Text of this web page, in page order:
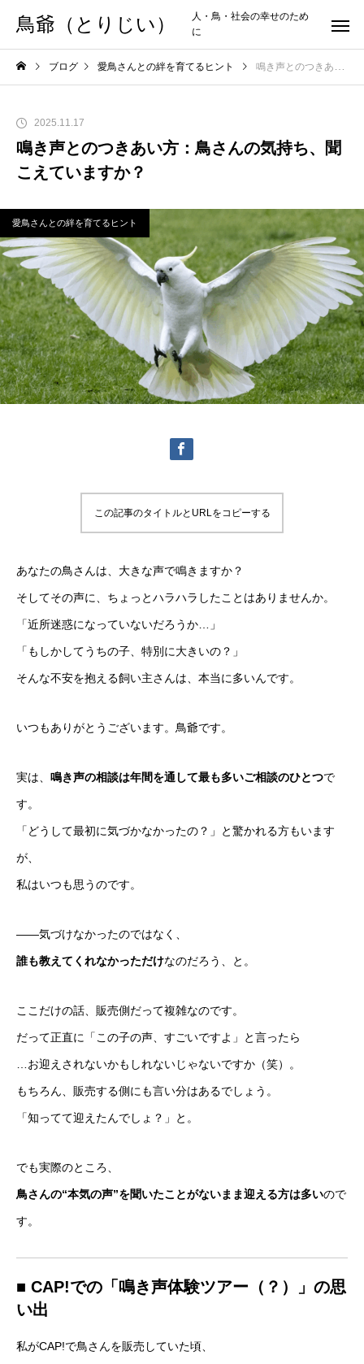
鳥爺（とりじい）
人・鳥・社会の幸せのため
に
ブログ 愛鳥さんとの絆を育てるヒント 鳴き声とのつきあい方：鳥さんの気持ち、聞こえていますか？
2025.11.17
鳴き声とのつきあい方：鳥さんの気持ち、聞
こえていますか？
愛鳥さんとの絆を育てるヒント
この記事のタイトルとURLをコピーする
あなたの鳥さんは、大きな声で鳴きますか？
そしてその声に、ちょっとハラハラしたことはありませんか。
「近所迷惑になっていないだろうか…」
「もしかしてうちの子、特別に大きいの？」
そんな不安を抱える飼い主さんは、本当に多いんです。
いつもありがとうございます。鳥爺です。
実は、 鳴き声の相談は年間を通して最も多いご相談のひとつで
す。
「どうして最初に気づかなかったの？」と驚かれる方もいます
が、
私はいつも思うのです。
——気づけなかったのではなく、
誰も教えてくれなかっただけなのだろう、と。
ここだけの話、販売側だって複雑なのです。
だって正直に「この子の声、すごいですよ」と言ったら
…お迎えされないかもしれないじゃないですか（笑）。
もちろん、販売する側にも言い分はあるでしょう。
「知ってて迎えたんでしょ？」と。
でも実際のところ、
鳥さんの“本気の声”を聞いたことがないまま迎える方は多いので
す。
■ CAP!での「鳴き声体験ツアー（？）」の思
い出
私がCAP!で鳥さんを販売していた頃、